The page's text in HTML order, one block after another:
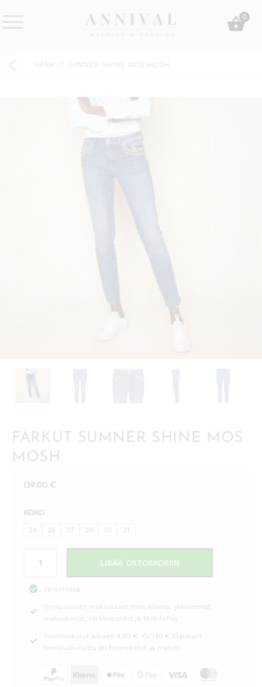
&
0
FARKUT SUMNER SHINE MOS MOSH
FARKUT SUMNER SHINE MOS
MOSH
139,00 €
KOKO
24 25 27 29 30 31
Sumner
Mos
Mosh
määrä
LISÄÄ OSTOSKORIIN
Varastossa
Monipuoliset maksutavat mm. Klarna, yleisimmät
maksukortit, verkkopankit ja MobilePay
Toimituskulut alkaen 4,90 €. Yli 140 € tilaukset
toimituskuluitta (ei huonekalut ja matot)